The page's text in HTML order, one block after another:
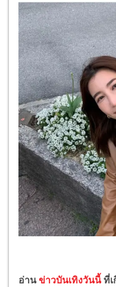
อ่านข่าวบันเทิงวันนี้ ที่